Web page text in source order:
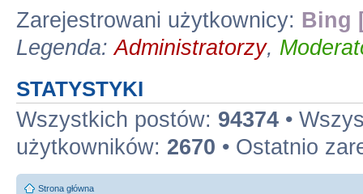
Zarejestrowani użytkownicy: Bing
Legenda:Administratorzy,
STATYSTYKI
Wszystkich postów: 94374 •
użytkowników: 2670 • Ostatnio
Strona główna